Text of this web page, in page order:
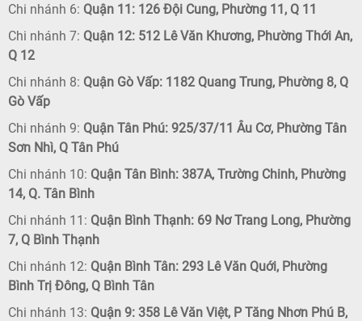
Chi nhánh 6: Quận 11: 126 Đội Cung, Phường 11, Q 11
Chi nhánh 7: Quận 12: 512 Lê Văn Khương, Phường Thới An,
Q 12
Chi nhánh 8: Quận Gò Vấp: 1182 Quang Trung, Phường 8, Q
Gò Vấp
Chi nhánh 9: Quận Tân Phú: 925/37/11 Âu Cơ, Phường Tân
Sơn Nhì, Q Tân Phú
Chi nhánh 10: Quận Tân Bình: 387A, Trường Chinh, Phường
14, Q. Tân Bình
Chi nhánh 11: Quận Bình Thạnh: 69 Nơ Trang Long, Phường
7, Q Bình Thạnh
Chi nhánh 12: Quận Bình Tân: 293 Lê Văn Quới, Phường
Bình Trị Đông, Q Bình Tân
Chi nhánh 13: Quận 9: 358 Lê Văn Việt, P Tăng Nhơn Phú B,